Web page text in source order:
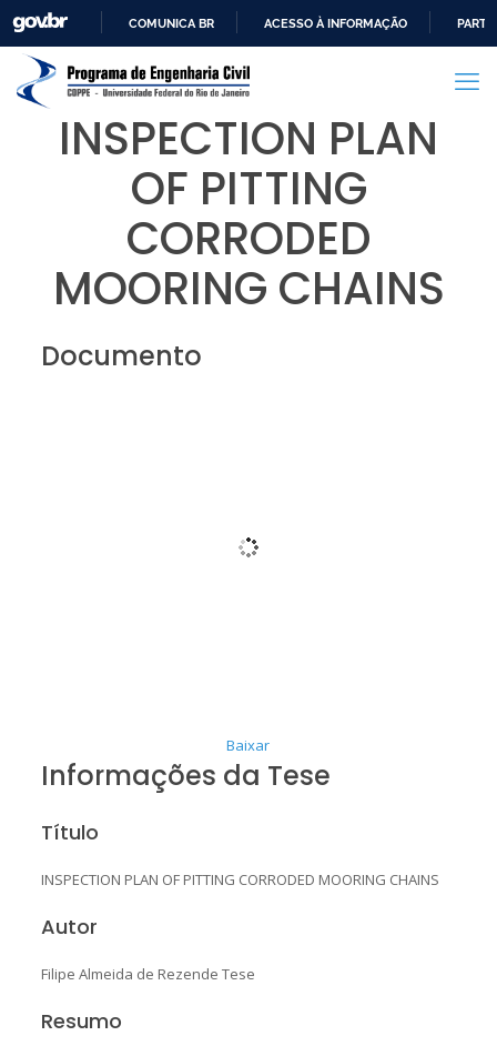
PARA
CONTEÚDO
COMUNICA BR ACESSO À INFORMAÇÃO
INSPECTION PLAN
OF PITTING
CORRODED
MOORING CHAINS
Documento
Baixar
Informações da Tese
Título
INSPECTION PLAN OF PITTING CORRODED MOORING CHAINS
Autor
Filipe Almeida de Rezende Tese
Resumo